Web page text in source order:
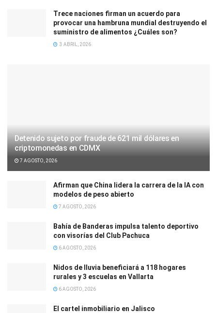
Trece naciones firman un acuerdo para
provocar una hambruna mundial destruyendo el
suministro de alimentos ¿Cuáles son?
3 ABRIL, 2026
Detenido sujeto por fraude de 621 mil dólares en
criptomonedas en CDMX
7 AGOSTO, 2026
Afirman que China lidera la carrera de la IA con
modelos de peso abierto
7 AGOSTO, 2026
Bahía de Banderas impulsa talento deportivo
con visorías del Club Pachuca
6 AGOSTO, 2026
Nidos de lluvia beneficiará a 118 hogares
rurales y 3 escuelas en Vallarta
6 AGOSTO, 2026
El cartel inmobiliario en Jalisco